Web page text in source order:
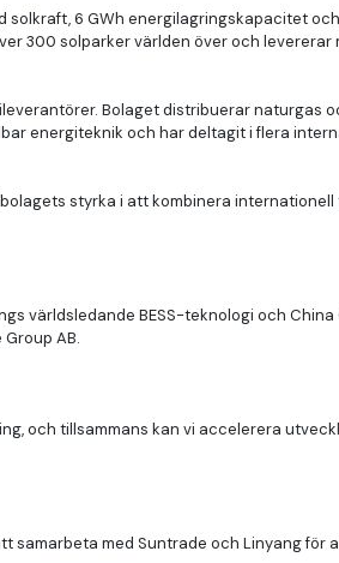
solkraft, 6 GWh energilagringskapacitet
300 solparker världen över och levererar
Bolaget distribuerar naturgas
energiteknik och har deltagit i flera
styrka i att kombinera internationell
världsledande BESS-teknologi och China
AB.
och tillsammans kan vi accelerera
samarbeta med Suntrade och Linyang för